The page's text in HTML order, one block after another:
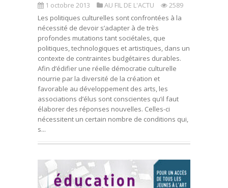
1 octobre 2013 AU FIL DE L'ACTU
2589
Les politiques culturelles sont confrontées à la
nécessité de devoir s’adapter à de très
profondes mutations tant sociétales, que
politiques, technologiques et artistiques, dans un
contexte de contraintes budgétaires durables.
Afin d’édifier une réelle démocratie culturelle
nourrie par la diversité de la création et
favorable au développement des arts, les
associations d’élus sont conscientes qu’il faut
élaborer des réponses nouvelles. Celles-ci
nécessitent un certain nombre de conditions qui,
s...